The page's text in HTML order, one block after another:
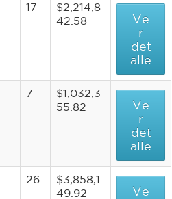
17
$2,214,8
42.58
Ve
r
det
alle
7
$1,032,3
55.82
Ve
r
det
alle
26
$3,858,1
49.92
Ve